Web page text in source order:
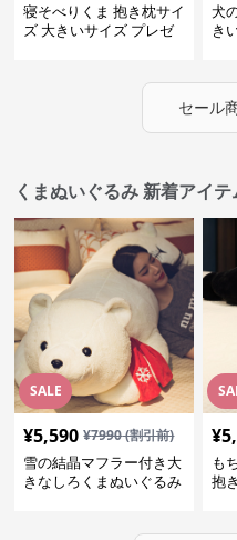
寝そべりくま 抱き枕サイ
ズ 大きいサイズ プレゼ
犬
き
セール
くまぬいぐるみ 新着アイテ
SALE
¥5,590 ¥7990(割引前)
雪の結晶マフラー付き大
きなしろくまぬいぐるみ
¥
も
抱